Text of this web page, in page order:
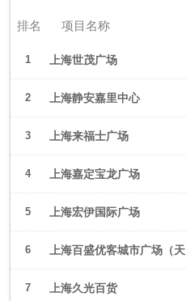
排名 项目名称
1 上海世茂广场
2 上海静安嘉里中心
3 上海来福士广场
4 上海嘉定宝龙广场
5 上海宏伊国际广场
6 上海百盛优客城市广场（天
山店）
7 上海久光百货